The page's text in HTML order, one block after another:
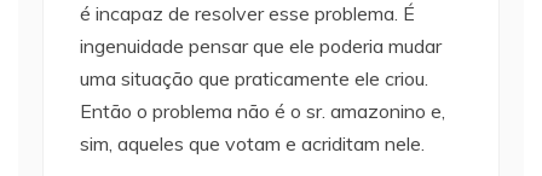
é incapaz de resolver esse problema. É
ingenuidade pensar que ele poderia mudar
uma situação que praticamente ele criou.
Então o problema não é o sr. amazonino e,
sim, aqueles que votam e acriditam nele.